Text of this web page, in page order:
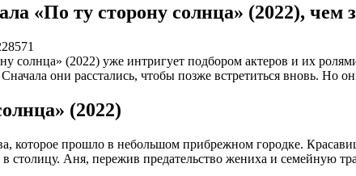
«По ту сторону солнца» (2022), чем
солнца» (2022) уже интригует подбором актеров и их
они расстались, чтобы позже встретиться вновь.
(2022)
которое прошло в небольшом прибрежном городке.
столицу. Аня, пережив предательство жениха и семейную